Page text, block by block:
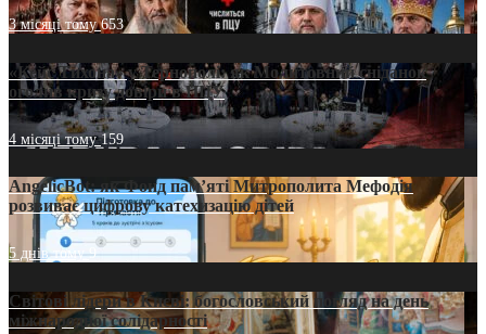
3 місяці тому653
«Кейс Тихона» у Тернополі: як Молитовний сніданок
оголив кризу довіри в ПЦУ
4 місяці тому159
AngelicBot: як Фонд пам’яті Митрополита Мефодія
розвиває цифрову катехизацію дітей
5 днів тому9
Світові лідери в Києві: богословський погляд на день
міжнародної солідарності